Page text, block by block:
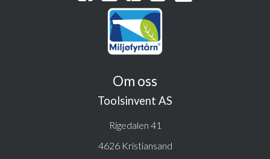
Om oss
Toolsinvent AS
Rigedalen 41
4626 Kristiansand